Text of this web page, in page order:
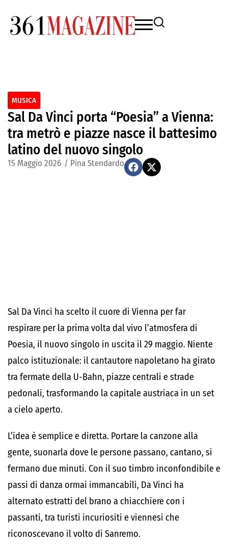
MUSICA
Sal Da Vinci porta “Poesia” a Vienna:
tra metrò e piazze nasce il battesimo
latino del nuovo singolo
15 Maggio 2026 / Pina Stendardo
Sal Da Vinci ha scelto il cuore di Vienna per far
respirare per la prima volta dal vivo l’atmosfera di
Poesia, il nuovo singolo in uscita il 29 maggio. Niente
palco istituzionale: il cantautore napoletano ha girato
tra fermate della U-Bahn, piazze centrali e strade
pedonali, trasformando la capitale austriaca in un set
a cielo aperto.
L’idea è semplice e diretta. Portare la canzone alla
gente, suonarla dove le persone passano, cantano, si
fermano due minuti. Con il suo timbro inconfondibile e
passi di danza ormai immancabili, Da Vinci ha
alternato estratti del brano a chiacchiere con i
passanti, tra turisti incuriositi e viennesi che
riconoscevano il volto di Sanremo.